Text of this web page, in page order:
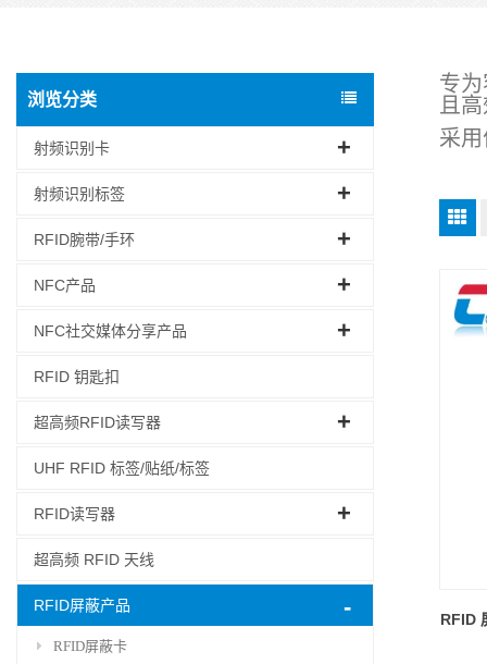
浏览分类
射频识别卡
射频识别标签
RFID腕带/手环
NFC产品
NFC社交媒体分享产品
RFID 钥匙扣
超高频RFID读写器
UHF RFID 标签/贴纸/标签
RFID读写器
超高频 RFID 天线
RFID屏蔽产品
RFID屏蔽卡
专
且
采
RFID